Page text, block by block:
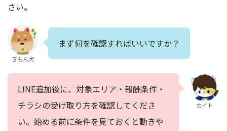
さい。
ぎもん犬
まず何を確認すればいいですか？
LINE追加後に、対象エリア・報酬条件・
チラシの受け取り方を確認してくださ
い。始める前に条件を見ておくと動きや
カイト